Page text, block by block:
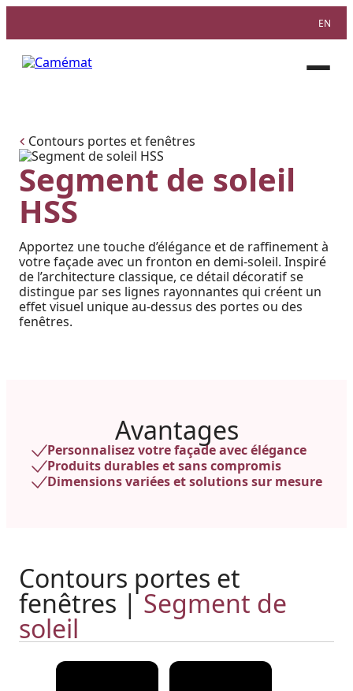
EN
Contours portes et fenêtres
Segment de soleil
HSS
Apportez une touche d’élégance et de raffinement à
votre façade avec un fronton en demi-soleil. Inspiré
de l’architecture classique, ce détail décoratif se
distingue par ses lignes rayonnantes qui créent un
effet visuel unique au-dessus des portes ou des
fenêtres.
Avantages
Personnalisez votre façade avec élégance
Produits durables et sans compromis
Dimensions variées et solutions sur mesure
Contours portes et
fenêtres |Segment de
soleil